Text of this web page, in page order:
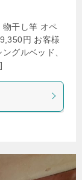
物干し竿 オペ
円 お客様
グルベッド、